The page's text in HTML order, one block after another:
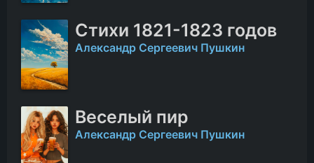
Стихи 1821-1823 годов
Александр Сергеевич Пушкин
Веселый пир
Александр Сергеевич Пушкин